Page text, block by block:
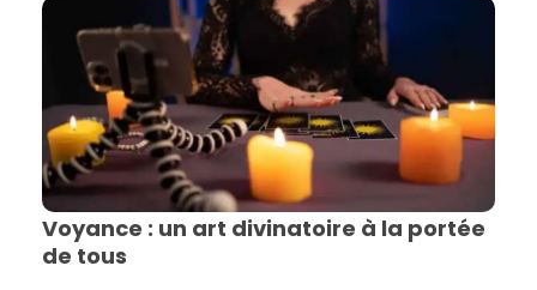
Voyance : un art divinatoire à la portée
de tous